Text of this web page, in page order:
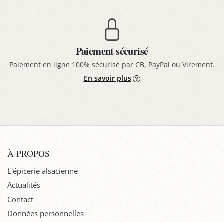
Paiement sécurisé
Paiement en ligne 100% sécurisé par CB, PayPal ou Virement.
En savoir plus
À PROPOS
L'épicerie alsacienne
Actualités
Contact
Données personnelles